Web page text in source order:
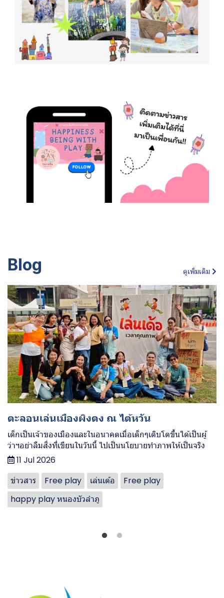
Blog ดูเพิ่มเติม
ตะลอนเล่นเมืองผิงตง ณ ไต้หวัน
เด็กเป็นเจ้าของเมืองและในอนาคตเมื่อเด็กๆเติบโตขึ้นได้เป็นผู้
ว่าฯอย่าลืมสิ่งที่เขียนในวันนี้ ไปเป็นนโยบายทำภาพให้เป็นจริง
11 Jul 2026
ข่าวสาร
Free play เล่นเด้อ
Free play
happy play หนองบัวลำภู